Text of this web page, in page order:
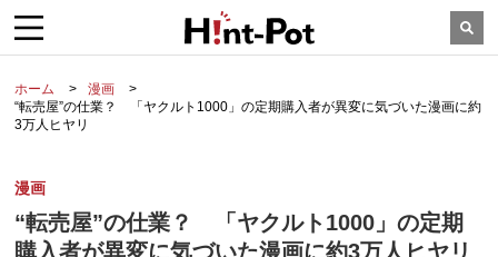
ホーム
漫画
“転売屋”の仕業？ 「ヤクルト1000」の定期購入者が異変に気づいた漫画に約
3万人ヒヤリ
漫画
“転売屋”の仕業？ 「ヤクルト1000」の定期
購入者が異変に気づいた漫画に約3万人ヒヤリ